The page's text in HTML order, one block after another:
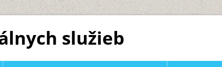
služieb